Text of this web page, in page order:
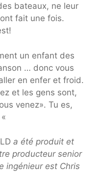
bateaux, ne leur
fait une fois.
un enfant des
… donc vous
en enfer et froid.
et les gens sont,
venez». Tu es,
a été produit et
producteur senior
ingénieur est Chris